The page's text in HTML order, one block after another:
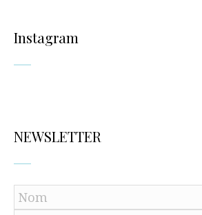
Instagram
NEWSLETTER